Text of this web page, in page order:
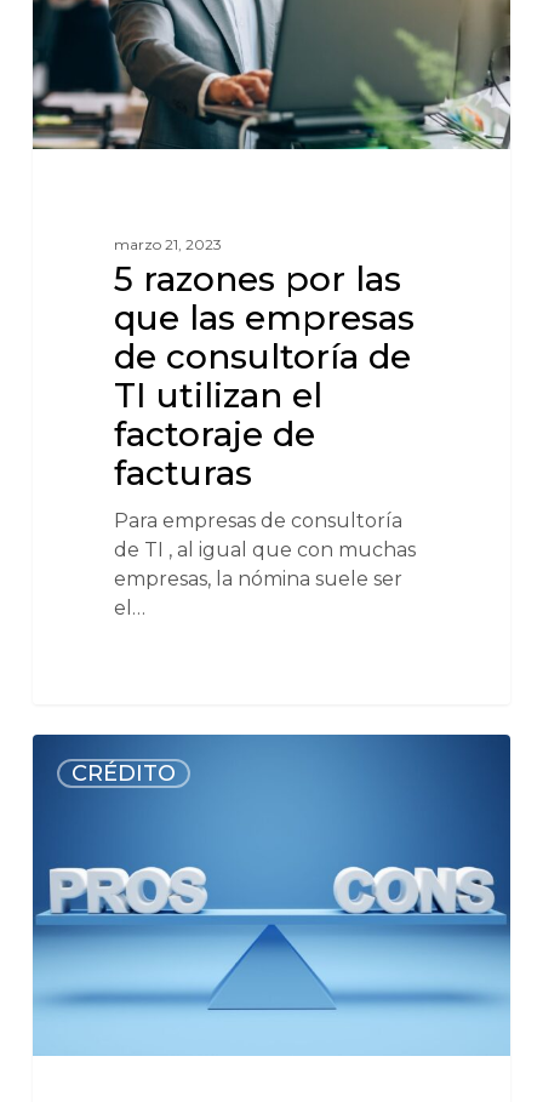
marzo 21, 2023
5 razones por las
que las empresas
de consultoría de
TI utilizan el
factoraje de
facturas
Para empresas de consultoría
de TI , al igual que con muchas
empresas, la nómina suele ser
el…
CRÉDITO